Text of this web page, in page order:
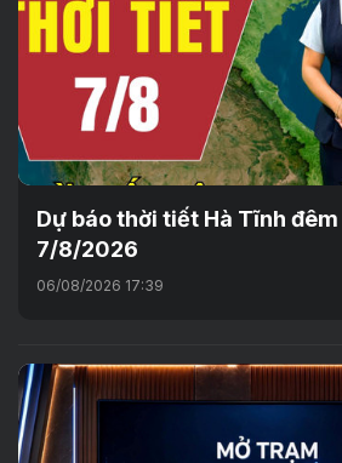
Dự báo thời tiết Hà Tĩnh
7/8/2026
06/08/2026 17:39